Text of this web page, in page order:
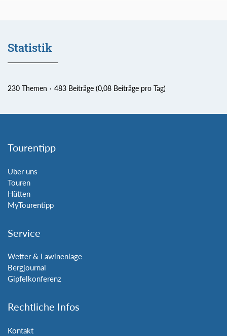
Statistik
230 Themen 483 Beiträge (0,08 Beiträge pro Tag)
Tourentipp
Über uns
Touren
Hütten
MyTourentipp
Service
Wetter & Lawinenlage
Bergjournal
Gipfelkonferenz
Rechtliche Infos
Kontakt